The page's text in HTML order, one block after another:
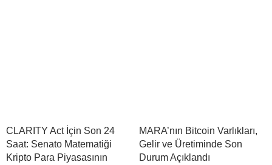
CLARITY Act İçin Son 24
Saat: Senato Matematiği
Kripto Para Piyasasının
MARA’nın Bitcoin Varlıkları,
Gelir ve Üretiminde Son
Durum Açıklandı